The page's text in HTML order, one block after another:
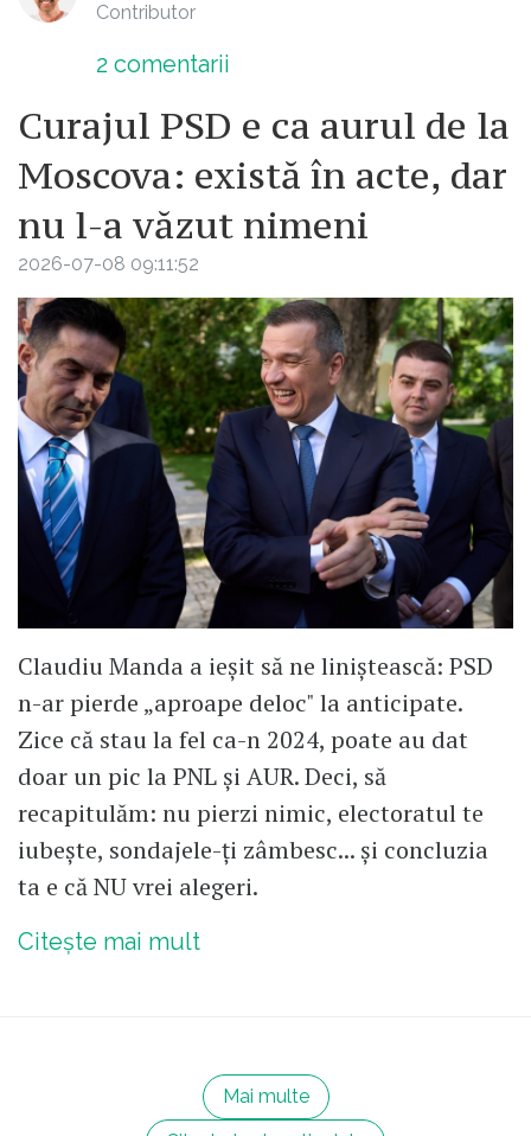
Contributor
2 comentarii
Curajul PSD e ca aurul de la
Moscova: există în acte, dar
nu l-a văzut nimeni
2026-07-08 09:11:52
Claudiu Manda a ieșit să ne liniștească: PSD
n-ar pierde „aproape deloc" la anticipate.
Zice că stau la fel ca-n 2024, poate au dat
doar un pic la PNL și AUR. Deci, să
recapitulăm: nu pierzi nimic, electoratul te
iubește, sondajele-ți zâmbesc... și concluzia
ta e că NU vrei alegeri.
Citește mai mult
Mai multe